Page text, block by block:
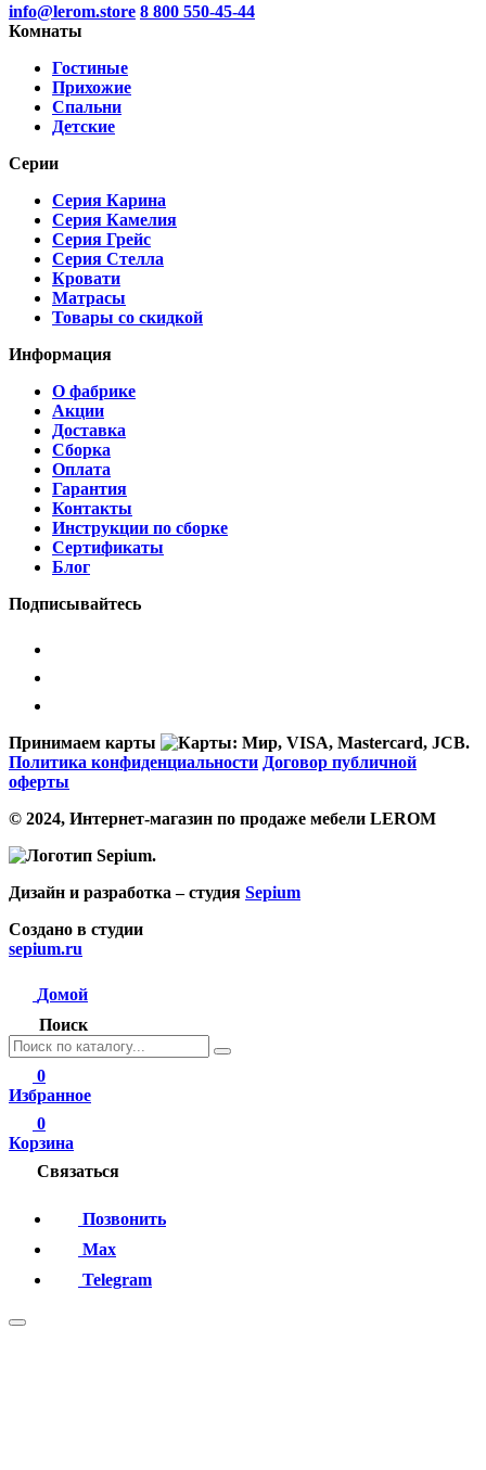
info@lerom.store 8 800 550-45-44
Комнаты
Гостиные
Прихожие
Спальни
Детские
Серии
Серия Карина
Серия Камелия
Серия Грейс
Серия Стелла
Кровати
Матрасы
Товары со скидкой
Информация
О фабрике
Акции
Доставка
Сборка
Оплата
Гарантия
Контакты
Инструкции по сборке
Сертификаты
Блог
Подписывайтесь
Принимаем карты
Политика конфиденциальности Договор публичной
оферты
© 2024, Интернет-магазин по продаже мебели LEROM
Дизайн и разработка – студия Sepium
Создано в студии
sepium.ru
Домой
Поиск
0
Избранное
0
Корзина
Связаться
Позвонить
Max
Telegram